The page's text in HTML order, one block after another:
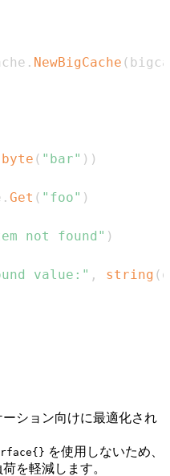
. NewBigCache (
byte ( "bar" ) )
. Get ( "foo" )
not found" )
value:" , string (
ション向けに最適化され
を使用しないため、
を軽減します。